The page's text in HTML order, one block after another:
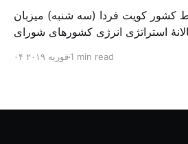
کشور کویت فردا (سه شنبه) میزبان
استراتژی انرژی کشورهای شورای
جهانی نفت و گاز در این کنفرانس
۰۴ فوریه ۲۰۱۹1 min read